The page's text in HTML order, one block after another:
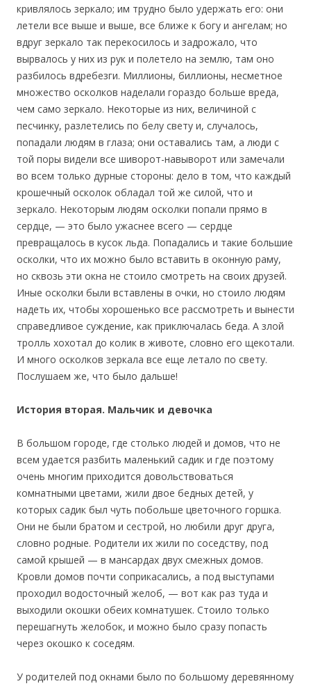
кривлялось зеркало; им трудно было удержать его: они
летели все выше и выше, все ближе к богу и ангелам; но
вдруг зеркало так перекосилось и задрожало, что
вырвалось у них из рук и полетело на землю, там оно
разбилось вдребезги. Миллионы, биллионы, несметное
множество осколков наделали гораздо больше вреда,
чем само зеркало. Некоторые из них, величиной с
песчинку, разлетелись по белу свету и, случалось,
попадали людям в глаза; они оставались там, а люди с
той поры видели все шиворот-навыворот или замечали
во всем только дурные стороны: дело в том, что каждый
крошечный осколок обладал той же силой, что и
зеркало. Некоторым людям осколки попали прямо в
сердце, — это было ужаснее всего — сердце
превращалось в кусок льда. Попадались и такие большие
осколки, что их можно было вставить в оконную раму,
но сквозь эти окна не стоило смотреть на своих друзей.
Иные осколки были вставлены в очки, но стоило людям
надеть их, чтобы хорошенько все рассмотреть и вынести
справедливое суждение, как приключалась беда. А злой
тролль хохотал до колик в животе, словно его щекотали.
И много осколков зеркала все еще летало по свету.
Послушаем же, что было дальше!
История вторая. Мальчик и девочка
В большом городе, где столько людей и домов, что не
всем удается разбить маленький садик и где поэтому
очень многим приходится довольствоваться
комнатными цветами, жили двое бедных детей, у
которых садик был чуть побольше цветочного горшка.
Они не были братом и сестрой, но любили друг друга,
словно родные. Родители их жили по соседству, под
самой крышей — в мансардах двух смежных домов.
Кровли домов почти соприкасались, а под выступами
проходил водосточный желоб, — вот как раз туда и
выходили окошки обеих комнатушек. Стоило только
перешагнуть желобок, и можно было сразу попасть
через окошко к соседям.
У родителей под окнами было по большому деревянному